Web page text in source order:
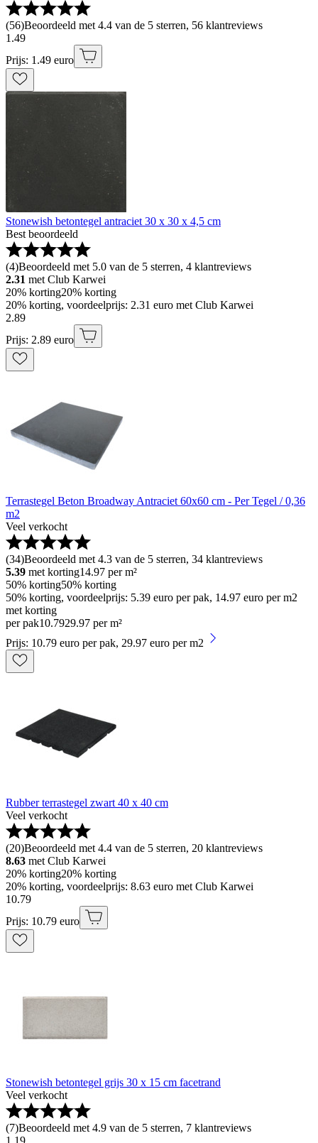
(56)Beoordeeld met 4.4 van de 5 sterren, 56 klantreviews
1 .49
Prijs: 1.49 euro
Stonewish betontegel antraciet 30 x 30 x 4,5 cm
Best beoordeeld
(4)Beoordeeld met 5.0 van de 5 sterren, 4 klantreviews
2.31 met Club Karwei
20% korting20% korting
20% korting, voordeelprijs: 2.31 euro met Club Karwei
2.89
Prijs: 2.89 euro
Terrastegel Beton Broadway Antraciet 60x60 cm - Per Tegel / 0,36
m2
Veel verkocht
(34)Beoordeeld met 4.3 van de 5 sterren, 34 klantreviews
5.39 met korting14.97 per m²
50% korting50% korting
50% korting, voordeelprijs: 5.39 euro per pak, 14.97 euro per m2
met korting
per pak10.7929.97 per m²
Prijs: 10.79 euro per pak, 29.97 euro per m2
Rubber terrastegel zwart 40 x 40 cm
Veel verkocht
(20)Beoordeeld met 4.4 van de 5 sterren, 20 klantreviews
8.63 met Club Karwei
20% korting20% korting
20% korting, voordeelprijs: 8.63 euro met Club Karwei
10.79
Prijs: 10.79 euro
Stonewish betontegel grijs 30 x 15 cm facetrand
Veel verkocht
(7)Beoordeeld met 4.9 van de 5 sterren, 7 klantreviews
1 19